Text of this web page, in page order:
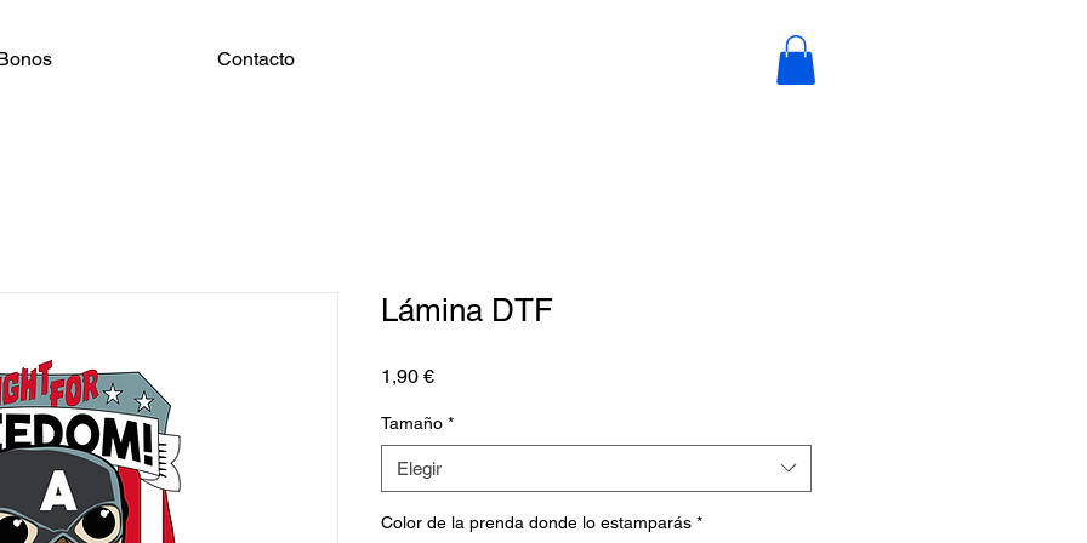
Contacto
Lámina DTF
1,90 €Precio
Tamaño *
Elegir
Color de la prenda donde lo estamparás *